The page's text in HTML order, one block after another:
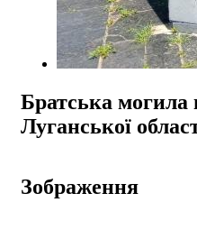
Братська могила
Луганської
Зображення